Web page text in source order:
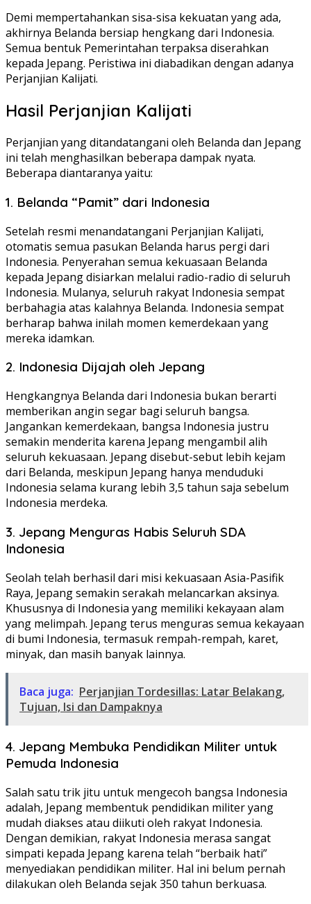
Demi mempertahankan sisa-sisa kekuatan yang ada,
akhirnya Belanda bersiap hengkang dari Indonesia.
Semua bentuk Pemerintahan terpaksa diserahkan
kepada Jepang. Peristiwa ini diabadikan dengan adanya
Perjanjian Kalijati.
Hasil Perjanjian Kalijati
Perjanjian yang ditandatangani oleh Belanda dan Jepang
ini telah menghasilkan beberapa dampak nyata.
Beberapa diantaranya yaitu:
1. Belanda “Pamit” dari Indonesia
Setelah resmi menandatangani Perjanjian Kalijati,
otomatis semua pasukan Belanda harus pergi dari
Indonesia. Penyerahan semua kekuasaan Belanda
kepada Jepang disiarkan melalui radio-radio di seluruh
Indonesia. Mulanya, seluruh rakyat Indonesia sempat
berbahagia atas kalahnya Belanda. Indonesia sempat
berharap bahwa inilah momen kemerdekaan yang
mereka idamkan.
2. Indonesia Dijajah oleh Jepang
Hengkangnya Belanda dari Indonesia bukan berarti
memberikan angin segar bagi seluruh bangsa.
Jangankan kemerdekaan, bangsa Indonesia justru
semakin menderita karena Jepang mengambil alih
seluruh kekuasaan. Jepang disebut-sebut lebih kejam
dari Belanda, meskipun Jepang hanya menduduki
Indonesia selama kurang lebih 3,5 tahun saja sebelum
Indonesia merdeka.
3. Jepang Menguras Habis Seluruh SDA
Indonesia
Seolah telah berhasil dari misi kekuasaan Asia-Pasifik
Raya, Jepang semakin serakah melancarkan aksinya.
Khususnya di Indonesia yang memiliki kekayaan alam
yang melimpah. Jepang terus menguras semua kekayaan
di bumi Indonesia, termasuk rempah-rempah, karet,
minyak, dan masih banyak lainnya.
Baca juga: Perjanjian Tordesillas: Latar Belakang,
Tujuan, Isi dan Dampaknya
4. Jepang Membuka Pendidikan Militer untuk
Pemuda Indonesia
Salah satu trik jitu untuk mengecoh bangsa Indonesia
adalah, Jepang membentuk pendidikan militer yang
mudah diakses atau diikuti oleh rakyat Indonesia.
Dengan demikian, rakyat Indonesia merasa sangat
simpati kepada Jepang karena telah “berbaik hati”
menyediakan pendidikan militer. Hal ini belum pernah
dilakukan oleh Belanda sejak 350 tahun berkuasa.